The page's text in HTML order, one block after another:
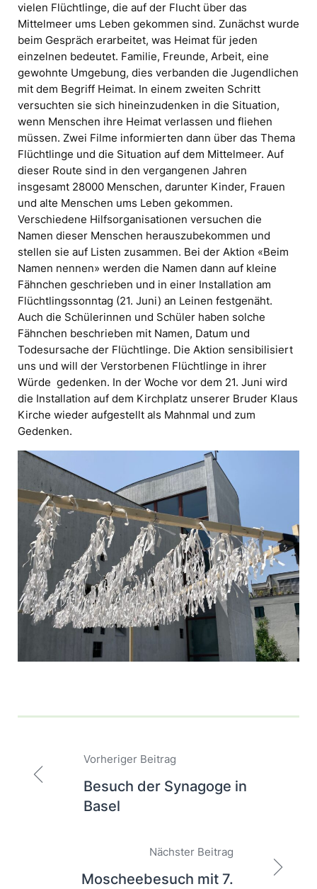
vielen Flüchtlinge, die auf der Flucht über das
Mittelmeer ums Leben gekommen sind. Zunächst wurde
beim Gespräch erarbeitet, was Heimat für jeden
einzelnen bedeutet. Familie, Freunde, Arbeit, eine
gewohnte Umgebung, dies verbanden die Jugendlichen
mit dem Begriff Heimat. In einem zweiten Schritt
versuchten sie sich hineinzudenken in die Situation,
wenn Menschen ihre Heimat verlassen und fliehen
müssen. Zwei Filme informierten dann über das Thema
Flüchtlinge und die Situation auf dem Mittelmeer. Auf
dieser Route sind in den vergangenen Jahren
insgesamt 28000 Menschen, darunter Kinder, Frauen
und alte Menschen ums Leben gekommen.
Verschiedene Hilfsorganisationen versuchen die
Namen dieser Menschen herauszubekommen und
stellen sie auf Listen zusammen. Bei der Aktion «Beim
Namen nennen» werden die Namen dann auf kleine
Fähnchen geschrieben und in einer Installation am
Flüchtlingssonntag (21. Juni) an Leinen festgenäht.
Auch die Schülerinnen und Schüler haben solche
Fähnchen beschrieben mit Namen, Datum und
Todesursache der Flüchtlinge. Die Aktion sensibilisiert
uns und will der Verstorbenen Flüchtlinge in ihrer
Würde gedenken. In der Woche vor dem 21. Juni wird
die Installation auf dem Kirchplatz unserer Bruder Klaus
Kirche wieder aufgestellt als Mahnmal und zum
Gedenken.
Beitragsnavigation
Vorheriger Beitrag
Besuch der Synagoge in
Basel
Nächster Beitrag
Moscheebesuch mit 7.